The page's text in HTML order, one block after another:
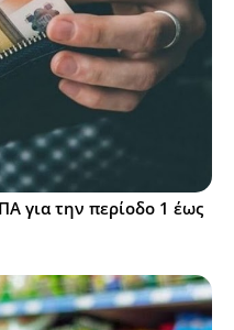
για την περίοδο 1 έως